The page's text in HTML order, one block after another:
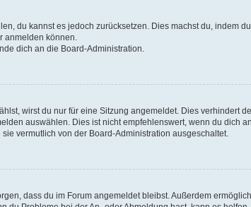
du kannst es jedoch zurücksetzen. Dies machst du, indem
anmelden können.
dich an die Board-Administration.
wirst du nur für eine Sitzung angemeldet. Dies verhindert
auswählen. Dies ist nicht empfehlenswert, wenn du dich
vermutlich von der Board-Administration ausgeschaltet.
dass du im Forum angemeldet bleibst. Außerdem